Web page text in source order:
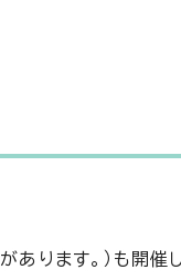
があります。）も開催